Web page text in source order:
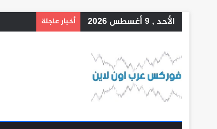
الأحد , 9 أغسطس 2026 أخبار عاجلة